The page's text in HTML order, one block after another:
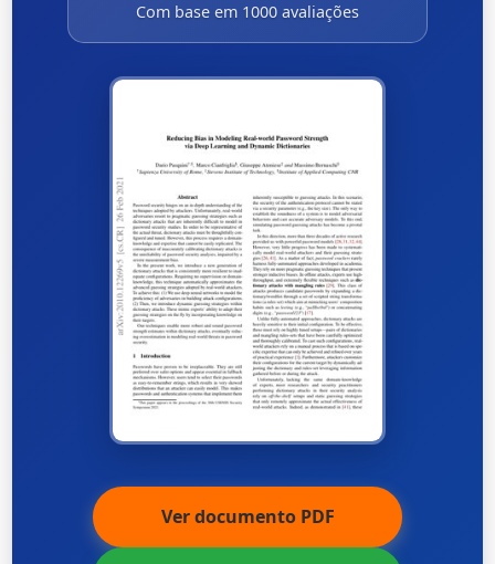
Com base em 1000 avaliações
Ver documento PDF